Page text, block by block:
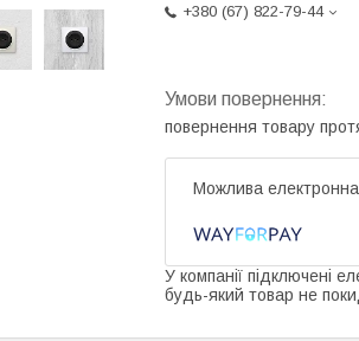
+380 (67) 822-79-44
повернення товару
У компанії підключені
будь-який товар не